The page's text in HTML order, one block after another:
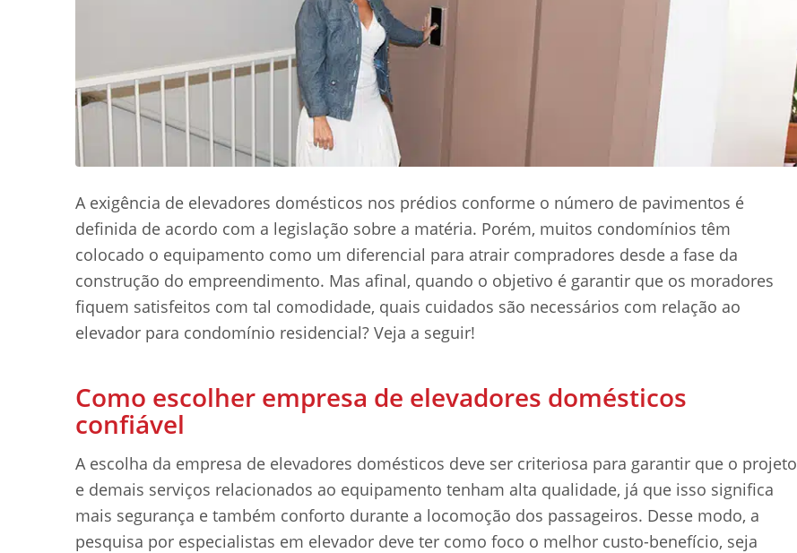
A exigência de elevadores domésticos nos prédios conforme o número de pavimentos é
definida de acordo com a legislação sobre a matéria. Porém, muitos condomínios têm
colocado o equipamento como um diferencial para atrair compradores desde a fase da
construção do empreendimento. Mas afinal, quando o objetivo é garantir que os moradores
fiquem satisfeitos com tal comodidade, quais cuidados são necessários com relação ao
elevador para condomínio residencial? Veja a seguir!
Como escolher empresa de elevadores domésticos
confiável
A escolha da empresa de elevadores domésticos deve ser criteriosa para garantir que o projeto
e demais serviços relacionados ao equipamento tenham alta qualidade, já que isso significa
mais segurança e também conforto durante a locomoção dos passageiros. Desse modo, a
pesquisa por especialistas em elevador deve ter como foco o melhor custo-benefício, seja